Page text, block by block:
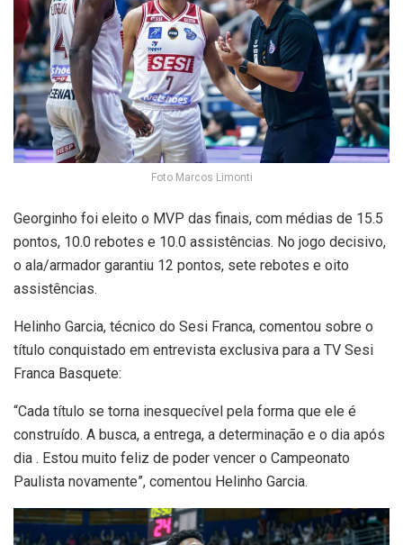
Foto Marcos Limonti
Georginho foi eleito o MVP das finais, com médias de 15.5
pontos, 10.0 rebotes e 10.0 assistências. No jogo decisivo,
o ala/armador garantiu 12 pontos, sete rebotes e oito
assistências.
Helinho Garcia, técnico do Sesi Franca, comentou sobre o
título conquistado em entrevista exclusiva para a TV Sesi
Franca Basquete:
“Cada título se torna inesquecível pela forma que ele é
construído. A busca, a entrega, a determinação e o dia após
dia . Estou muito feliz de poder vencer o Campeonato
Paulista novamente”, comentou Helinho Garcia.